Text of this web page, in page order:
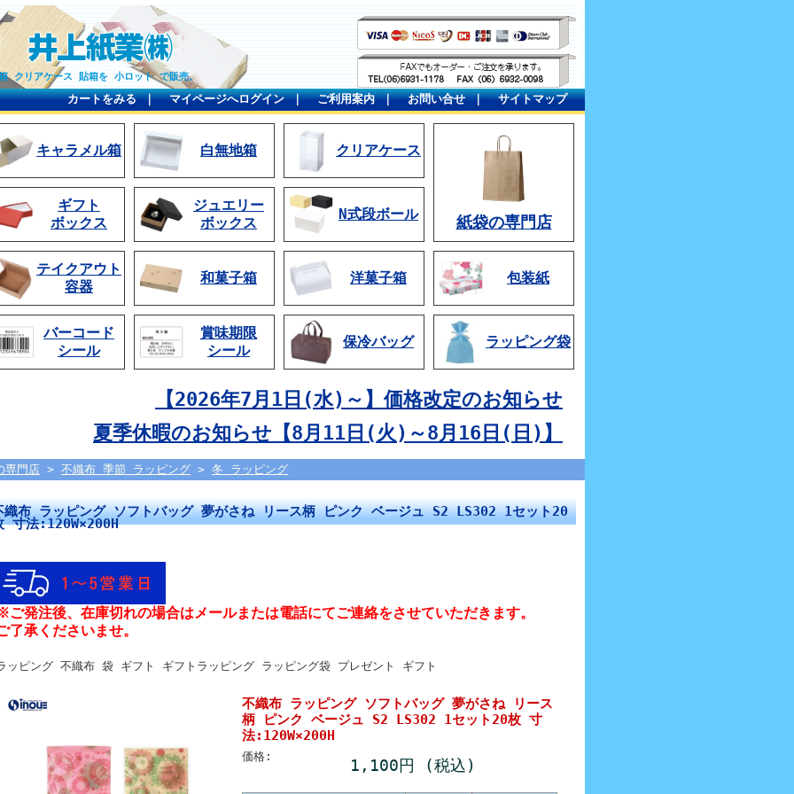
クリアケース 貼箱を 小ロット で販売。
カートをみる｜ マイページへログイン｜ ご利用案内｜ お問い合せ｜ サイトマップ
キャラメル箱 白無地箱 クリアケース
紙袋の専門店
ギフト
ボックス
ジュエリー
ボックス
N式段ボール
テイクアウト
容器
和菓子箱 洋菓子箱 包装紙
バーコード
シール
賞味期限
シール
保冷バッグ ラッピング袋
【2026年7月1日(水)～】価格改定のお知らせ
夏季休暇のお知らせ【8月11日(火)～8月16日(日)】
専門店 > 不織布 季節 ラッピング > 冬 ラッピング
織布 ラッピング ソフトバッグ 夢がさね リース柄 ピンク ベージュ S2 LS302 1セット20
寸法:120W×200H
ご発注後、在庫切れの場合はメールまたは電話にてご連絡をさせていただきます。
了承くださいませ。
ッピング 不織布 袋 ギフト ギフトラッピング ラッピング袋 プレゼント ギフト
不織布 ラッピング ソフトバッグ 夢がさね リース
柄 ピンク ベージュ S2 LS302 1セット20枚 寸
法:120W×200H
価格: 1,100円 (税込)